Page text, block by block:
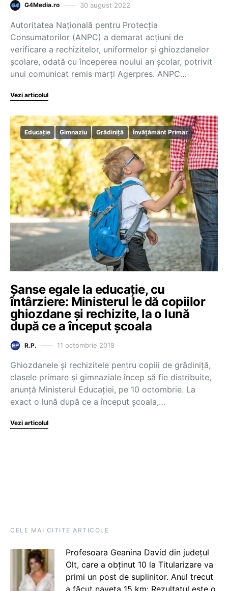
G4Media.ro 30 august 2022
Autoritatea Naţională pentru Protecţia
Consumatorilor (ANPC) a demarat acţiuni de
verificare a rechizitelor, uniformelor şi ghiozdanelor
şcolare, odată cu începerea noului an şcolar, potrivit
unui comunicat remis marţi Agerpres. ANPC…
Vezi articolul
Educație Gimnaziu Grădiniță Învățământ Primar
Șanse egale la educație, cu
întârziere: Ministerul le dă copiilor
ghiozdane și rechizite, la o lună
după ce a început școala
R.P. 11 octombrie 2018
Ghiozdanele și rechizitele pentru copiii de grădiniță,
clasele primare și gimnaziale încep să fie distribuite,
anunță Ministerul Educației, pe 10 octombrie. La
exact o lună după ce a început școala,…
Vezi articolul
CELE MAI CITITE ARTICOLE
Profesoara Geanina David din județul
Olt, care a obținut 10 la Titularizare va
primi un post de suplinitor. Anul trecut
a făcut naveta 15 km: Rezultatul este o